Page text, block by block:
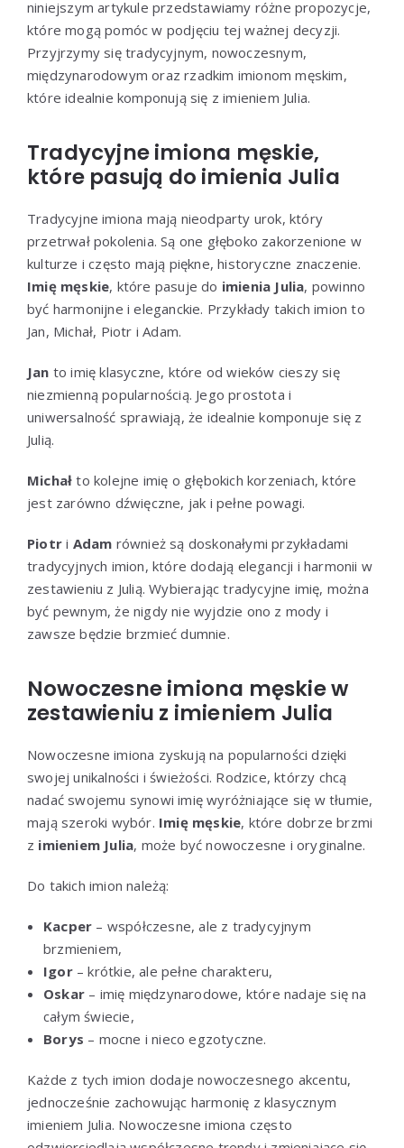
niniejszym artykule przedstawiamy różne propozycje,
które mogą pomóc w podjęciu tej ważnej decyzji.
Przyjrzymy się tradycyjnym, nowoczesnym,
międzynarodowym oraz rzadkim imionom męskim,
które idealnie komponują się z imieniem Julia.
Tradycyjne imiona męskie,
które pasują do imienia Julia
Tradycyjne imiona mają nieodparty urok, który
przetrwał pokolenia. Są one głęboko zakorzenione w
kulturze i często mają piękne, historyczne znaczenie.
Imię męskie, które pasuje do imienia Julia, powinno
być harmonijne i eleganckie. Przykłady takich imion to
Jan, Michał, Piotr i Adam.
Jan to imię klasyczne, które od wieków cieszy się
niezmienną popularnością. Jego prostota i
uniwersalność sprawiają, że idealnie komponuje się z
Julią.
Michał to kolejne imię o głębokich korzeniach, które
jest zarówno dźwięczne, jak i pełne powagi.
Piotr i Adam również są doskonałymi przykładami
tradycyjnych imion, które dodają elegancji i harmonii w
zestawieniu z Julią. Wybierając tradycyjne imię, można
być pewnym, że nigdy nie wyjdzie ono z mody i
zawsze będzie brzmieć dumnie.
Nowoczesne imiona męskie w
zestawieniu z imieniem Julia
Nowoczesne imiona zyskują na popularności dzięki
swojej unikalności i świeżości. Rodzice, którzy chcą
nadać swojemu synowi imię wyróżniające się w tłumie,
mają szeroki wybór. Imię męskie, które dobrze brzmi
z imieniem Julia, może być nowoczesne i oryginalne.
Do takich imion należą:
Kacper – współczesne, ale z tradycyjnym
brzmieniem,
Igor– krótkie, ale pełne charakteru,
Oskar – imię międzynarodowe, które nadaje się na
całym świecie,
Borys – mocne i nieco egzotyczne.
Każde z tych imion dodaje nowoczesnego akcentu,
jednocześnie zachowując harmonię z klasycznym
imieniem Julia. Nowoczesne imiona często